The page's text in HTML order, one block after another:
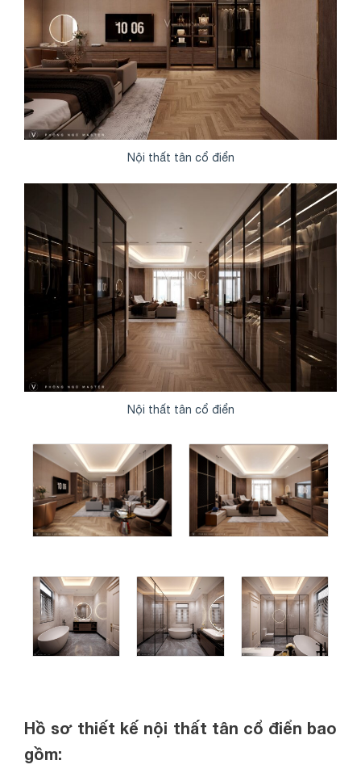
Nội thất tân cổ điển
Nội thất tân cổ điển
Hồ sơ thiết kế nội thất tân cổ điển bao
gồm: